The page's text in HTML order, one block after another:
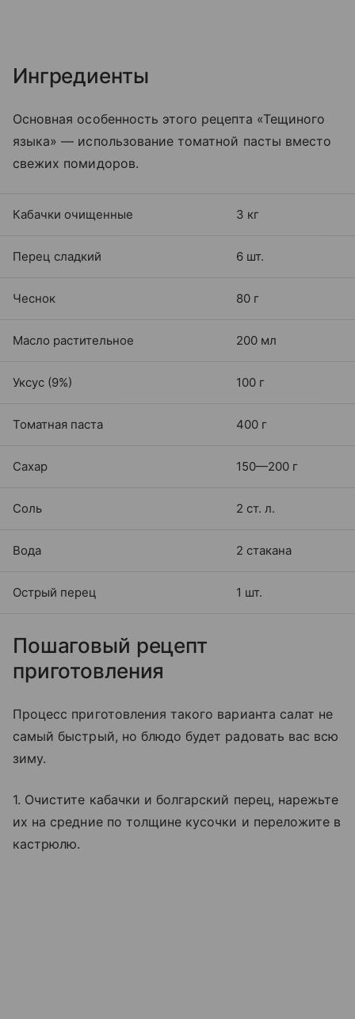
Ингредиенты
Основная особенность этого рецепта «Тещиного
языка» — использование томатной пасты вместо
свежих помидоров.
Кабачки очищенные 3 кг
Перец сладкий 6 шт.
Чеснок 80 г
Масло растительное 200 мл
Уксус (9%) 100 г
Томатная паста 400 г
Сахар 150—200 г
Соль 2 ст. л.
Вода 2 стакана
Острый перец 1 шт.
Пошаговый рецепт
приготовления
Процесс приготовления такого варианта салат не
самый быстрый, но блюдо будет радовать вас всю
зиму.
1. Очистите кабачки и болгарский перец, нарежьте
их на средние по толщине кусочки и переложите в
кастрюлю.